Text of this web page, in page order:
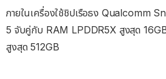
ภายในเครื่องใช้ชิปเรือธง Qualcomm
5 จับคู่กับ RAM LPDDR5X สูงสุด
สูงสุด 512GB